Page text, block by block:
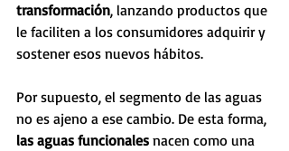
transformación, lanzando productos que
le faciliten a los consumidores adquirir y
sostener esos nuevos hábitos.
Por supuesto, el segmento de las aguas
no es ajeno a ese cambio. De esta forma,
las aguas funcionales nacen como una